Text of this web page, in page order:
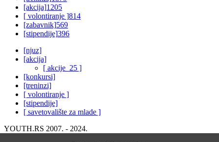
[akcija]1205
[ volontiranje ]814
[zabavnik]569
[stipendije]396
[njuz]
[akcija]
[ akcije_25 ]
[konkursi]
[treninzi]
[ volontiranje ]
[stipendije]
[ savetovalište za mlade ]
YOUTH.RS 2007. - 2024.